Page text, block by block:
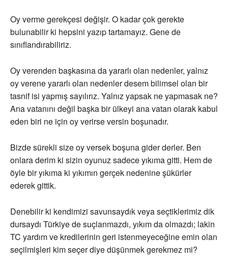
Oy verme gerekçesi değişir. O kadar çok gerekte
bulunabilir ki hepsini yazıp tartamayız. Gene de
sınıflandırabiliriz.
Oy verenden başkasına da yararlı olan nedenler, yalnız
oy verene yararlı olan nedenler desem bilimsel olan bir
tasnif isi yapmış sayılırız. Yalnız yapsak ne yapmasak ne?
Ana vatanını değil başka bir ülkeyi ana vatan olarak kabul
eden biri ne için oy verirse versin boşunadır.
Bizde sürekli size oy versek boşuna gider derler. Ben
onlara derim ki sizin oyunuz sadece yıkıma gitti. Hem de
öyle bir yıkıma ki yıkımın gerçek nedenine şükürler
ederek gittik.
Denebilir ki kendimizi savunsaydık veya seçtiklerimiz dik
dursaydı Türkiye de suçlanmazdı, yıkım da olmazdı; lakin
TC yardım ve kredilerinin geri istenmeyeceğine emin olan
seçilmişleri kim seçer diye düşünmek gerekmez mi?